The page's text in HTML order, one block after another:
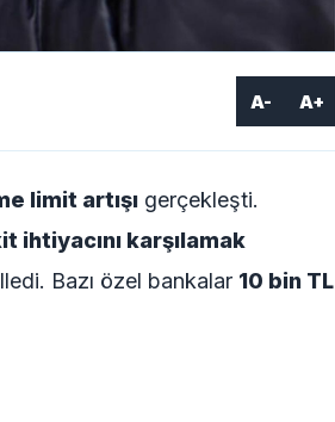
A- A+
limit artışı gerçekleşti.
ihtiyacını karşılamak
Bazı özel bankalar 10 bin TL